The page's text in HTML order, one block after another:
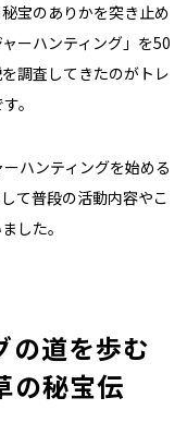
宝のありかを突き止め
ーハンティング」を50
調査してきたのがトレ
。
ハンティングを始める
て普段の活動内容やこ
した。
の道を歩む
の秘宝伝